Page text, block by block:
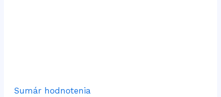
Sumár hodnotenia